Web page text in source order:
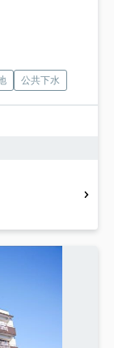
公共下水